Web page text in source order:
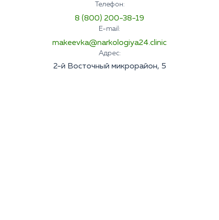
Телефон:
8 (800) 200-38-19
E-mail:
makeevka@narkologiya24.clinic
Адрес:
2-й Восточный микрорайон, 5